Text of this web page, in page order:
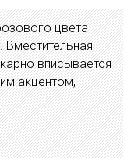
цвета
вписывается
акцентом,